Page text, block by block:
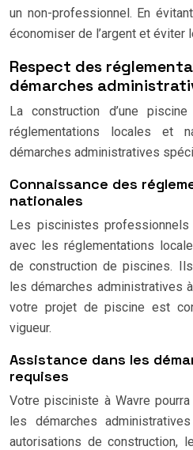
un non-professionnel. En
économiser de l’argent et éviter
Respect des
démarches
La construction d’une
réglementations locales et
démarches administratives
Connaissance des
nationales
Les piscinistes
avec les réglementations
de construction de piscines.
les démarches administratives
votre projet de piscine est
vigueur.
Assistance dans les
requises
Votre pisciniste à Wavre
les démarches
autorisations de construction,